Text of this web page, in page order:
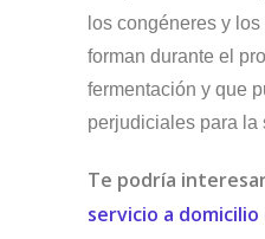
los congéneres y
forman durante el
fermentación y que
perjudiciales para la
Te podría
servicio a